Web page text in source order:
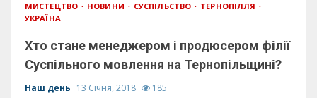
МИСТЕЦТВО НОВИНИ СУСПІЛЬСТВО
ТЕРНОПІЛЛЯ
УКРАЇНА
Хто стане менеджером і продюсером філії
Суспільного мовлення на Тернопільщині?
Наш день 13 Січня, 2018 185